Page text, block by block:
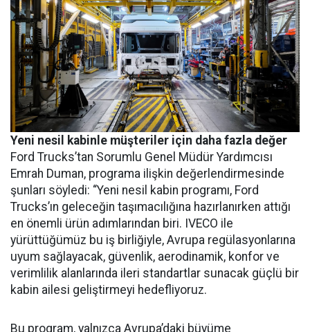
Yeni nesil kabinle müşteriler için daha fazla değer
Ford Trucks’tan Sorumlu Genel Müdür Yardımcısı
Emrah Duman, programa ilişkin değerlendirmesinde
şunları söyledi: “Yeni nesil kabin programı, Ford
Trucks’ın geleceğin taşımacılığına hazırlanırken attığı
en önemli ürün adımlarından biri. IVECO ile
yürüttüğümüz bu iş birliğiyle, Avrupa regülasyonlarına
uyum sağlayacak, güvenlik, aerodinamik, konfor ve
verimlilik alanlarında ileri standartlar sunacak güçlü bir
kabin ailesi geliştirmeyi hedefliyoruz.
Bu program, yalnızca Avrupa’daki büyüme